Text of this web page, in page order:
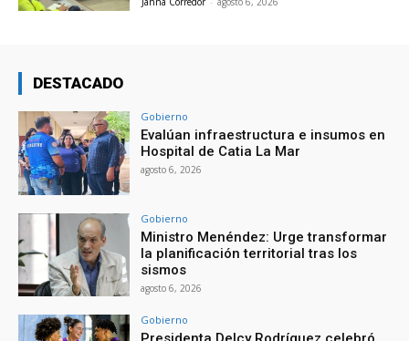
DESTACADO
Gobierno
Evalúan infraestructura e insumos en
Hospital de Catia La Mar
agosto 6, 2026
Gobierno
Ministro Menéndez: Urge transformar
la planificación territorial tras los
sismos
agosto 6, 2026
Gobierno